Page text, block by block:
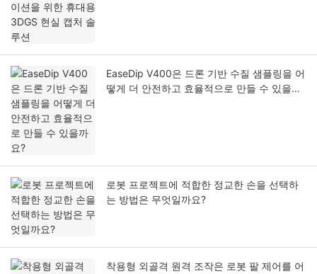
EaseDip V400은 드론 기반 수질 샘플링을 어
떻게 더 안전하고 효율적으로 만들 수 있을까
로봇 프로젝트에 적합한 정교한 손을 선택하
는 방법은 무엇일까요?
착용형 외골격 원격 조작은 로봇 팔 제어를 어